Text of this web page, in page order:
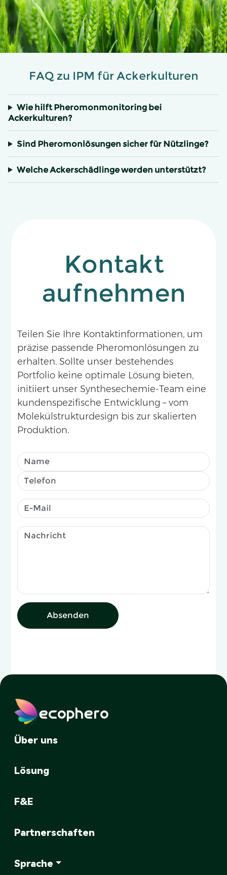
FAQ zu IPM für Ackerkulturen
Wie hilft Pheromonmonitoring bei
Ackerkulturen?
Sind Pheromonlösungen sicher für Nützlinge?
Welche Ackerschädlinge werden unterstützt?
Kontakt
aufnehmen
Teilen Sie Ihre Kontaktinformationen, um
präzise passende Pheromonlösungen zu
erhalten. Sollte unser bestehendes
Portfolio keine optimale Lösung bieten,
initiiert unser Synthesechemie-Team eine
kundenspezifische Entwicklung – vom
Molekülstrukturdesign bis zur skalierten
Produktion.
Absenden
ecophero
Über uns
Lösung
F&E
Partnerschaften
Sprache